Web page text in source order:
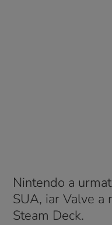
Nintendo a
SUA, iar Valve
Steam Deck.